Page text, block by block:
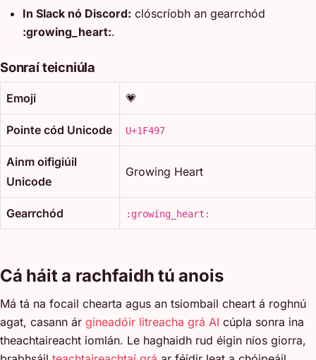
In Slack nó Discord: clóscríobh an gearrchód
:growing_heart:.
Sonraí teicniúla
Emoji 💗
Pointe cód Unicode U+1F497
Ainm oifigiúil
Unicode
Growing Heart
Gearrchód :growing_heart:
Cá háit a rachfaidh tú anois
Má tá na focail chearta agus an tsiombail cheart á roghnú
agat, casann ár gineadóir litreacha grá AI cúpla sonra ina
theachtaireacht iomlán. Le haghaidh rud éigin níos giorra,